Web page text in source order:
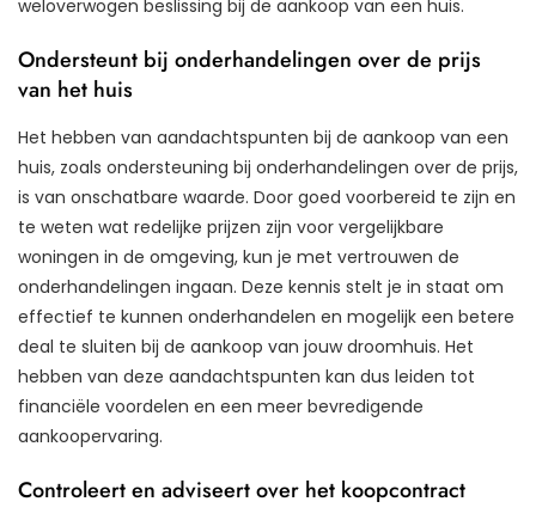
weloverwogen beslissing bij de aankoop van een huis.
Ondersteunt bij onderhandelingen over de prijs
van het huis
Het hebben van aandachtspunten bij de aankoop van een
huis, zoals ondersteuning bij onderhandelingen over de prijs,
is van onschatbare waarde. Door goed voorbereid te zijn en
te weten wat redelijke prijzen zijn voor vergelijkbare
woningen in de omgeving, kun je met vertrouwen de
onderhandelingen ingaan. Deze kennis stelt je in staat om
effectief te kunnen onderhandelen en mogelijk een betere
deal te sluiten bij de aankoop van jouw droomhuis. Het
hebben van deze aandachtspunten kan dus leiden tot
financiële voordelen en een meer bevredigende
aankoopervaring.
Controleert en adviseert over het koopcontract